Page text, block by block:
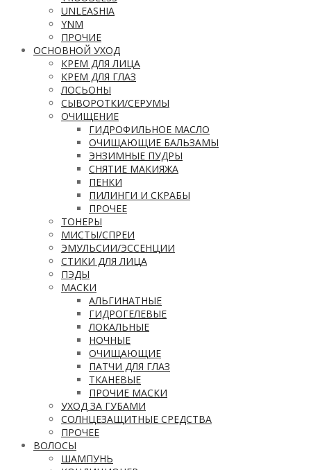
UNLEASHIA
YNM
ПРОЧИЕ
ОСНОВНОЙ УХОД
КРЕМ ДЛЯ ЛИЦА
КРЕМ ДЛЯ ГЛАЗ
ЛОСЬОНЫ
СЫВОРОТКИ/СЕРУМЫ
ОЧИЩЕНИЕ
ГИДРОФИЛЬНОЕ МАСЛО
ОЧИЩАЮЩИЕ БАЛЬЗАМЫ
ЭНЗИМНЫЕ ПУДРЫ
СНЯТИЕ МАКИЯЖА
ПЕНКИ
ПИЛИНГИ И СКРАБЫ
ПРОЧЕЕ
ТОНЕРЫ
МИСТЫ/СПРЕИ
ЭМУЛЬСИИ/ЭССЕНЦИИ
СТИКИ ДЛЯ ЛИЦА
ПЭДЫ
МАСКИ
АЛЬГИНАТНЫЕ
ГИДРОГЕЛЕВЫЕ
ЛОКАЛЬНЫЕ
НОЧНЫЕ
ОЧИЩАЮЩИЕ
ПАТЧИ ДЛЯ ГЛАЗ
ТКАНЕВЫЕ
ПРОЧИЕ МАСКИ
УХОД ЗА ГУБАМИ
СОЛНЦЕЗАЩИТНЫЕ СРЕДСТВА
ПРОЧЕЕ
ВОЛОСЫ
ШАМПУНЬ